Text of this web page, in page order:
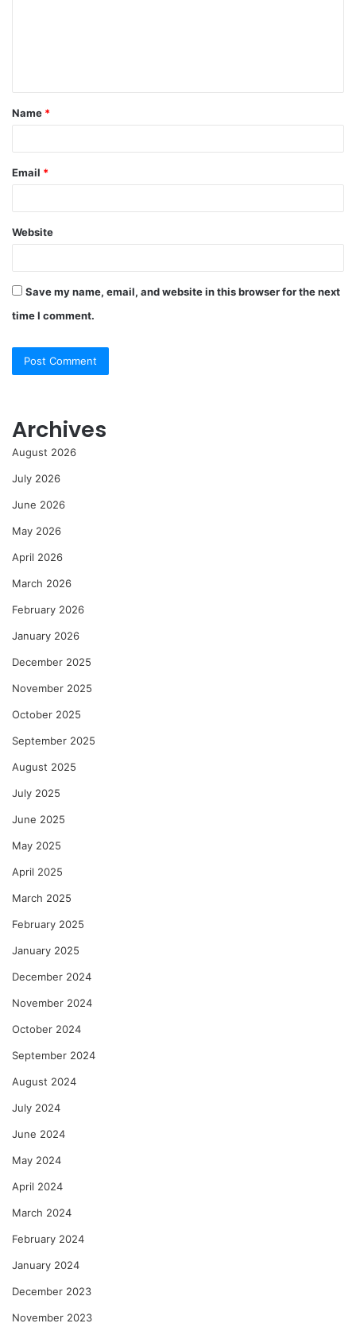
t
*
Name *
Email *
Website
Save my name, email, and website in this browser for the next
time I comment.
Archives
August 2026
July 2026
June 2026
May 2026
April 2026
March 2026
February 2026
January 2026
December 2025
November 2025
October 2025
September 2025
August 2025
July 2025
June 2025
May 2025
April 2025
March 2025
February 2025
January 2025
December 2024
November 2024
October 2024
September 2024
August 2024
July 2024
June 2024
May 2024
April 2024
March 2024
February 2024
January 2024
December 2023
November 2023